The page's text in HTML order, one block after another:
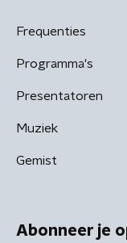
Frequenties
Programma's
Presentatoren
Muziek
Gemist
Abonneer je